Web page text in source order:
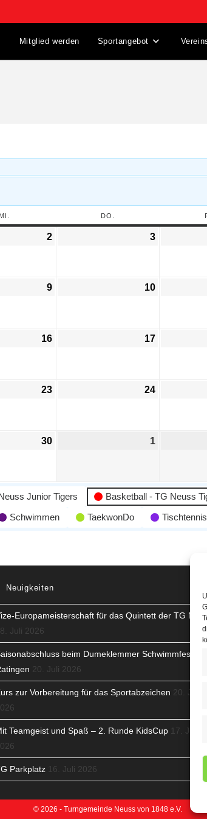
Mitglied werden Sportangebot
MI. DO.
2 3
9 10
16 17
23 24
30 1
Junior Tigers Basketball - TG Neuss
Schwimmen TaekwonDo Tischtennis
Neuigkeiten
Europameisterschaft für das Quintett der TG
Juli 2026
beim Dumeklemmer Schwimmfest in
20. Juli 2026
zur Vorbereitung für das Sportabzeichen 20. Juli
Teamgeist und Spaß – 2. Runde KidsCup 17. Juli
Parkplatz 16. Juli 2026
© 2026 - Turngemeinde Neuss von 1848 e.V.